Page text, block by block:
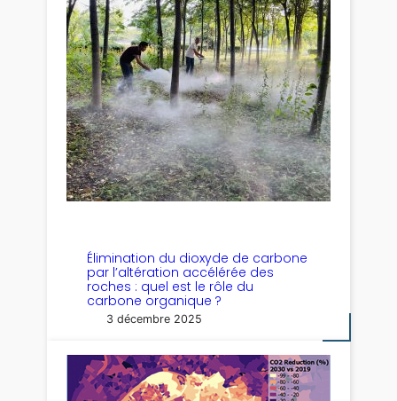
Élimination du dioxyde de carbone
par l’altération accélérée des
roches : quel est le rôle du
carbone organique ?
3 décembre 2025